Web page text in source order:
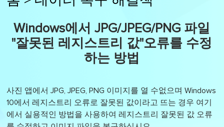
Windows에서 JPG/JPEG/PNG 파일
"잘못된 레지스트리 값"오류를 수정
하는 방법
사진 앱에서 JPG, JPEG, PNG 이미지를 열 수없으며 Windows
10에서 레지스트리 오류로 잘못된 값이라고 뜨는 경우 여기
에서 실용적인 방법을 사용하여 레지스트리 잘못된 값 오류